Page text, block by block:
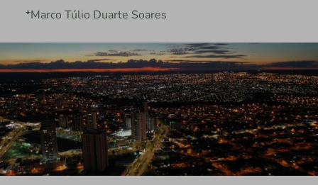
*Marco Túlio Duarte Soares